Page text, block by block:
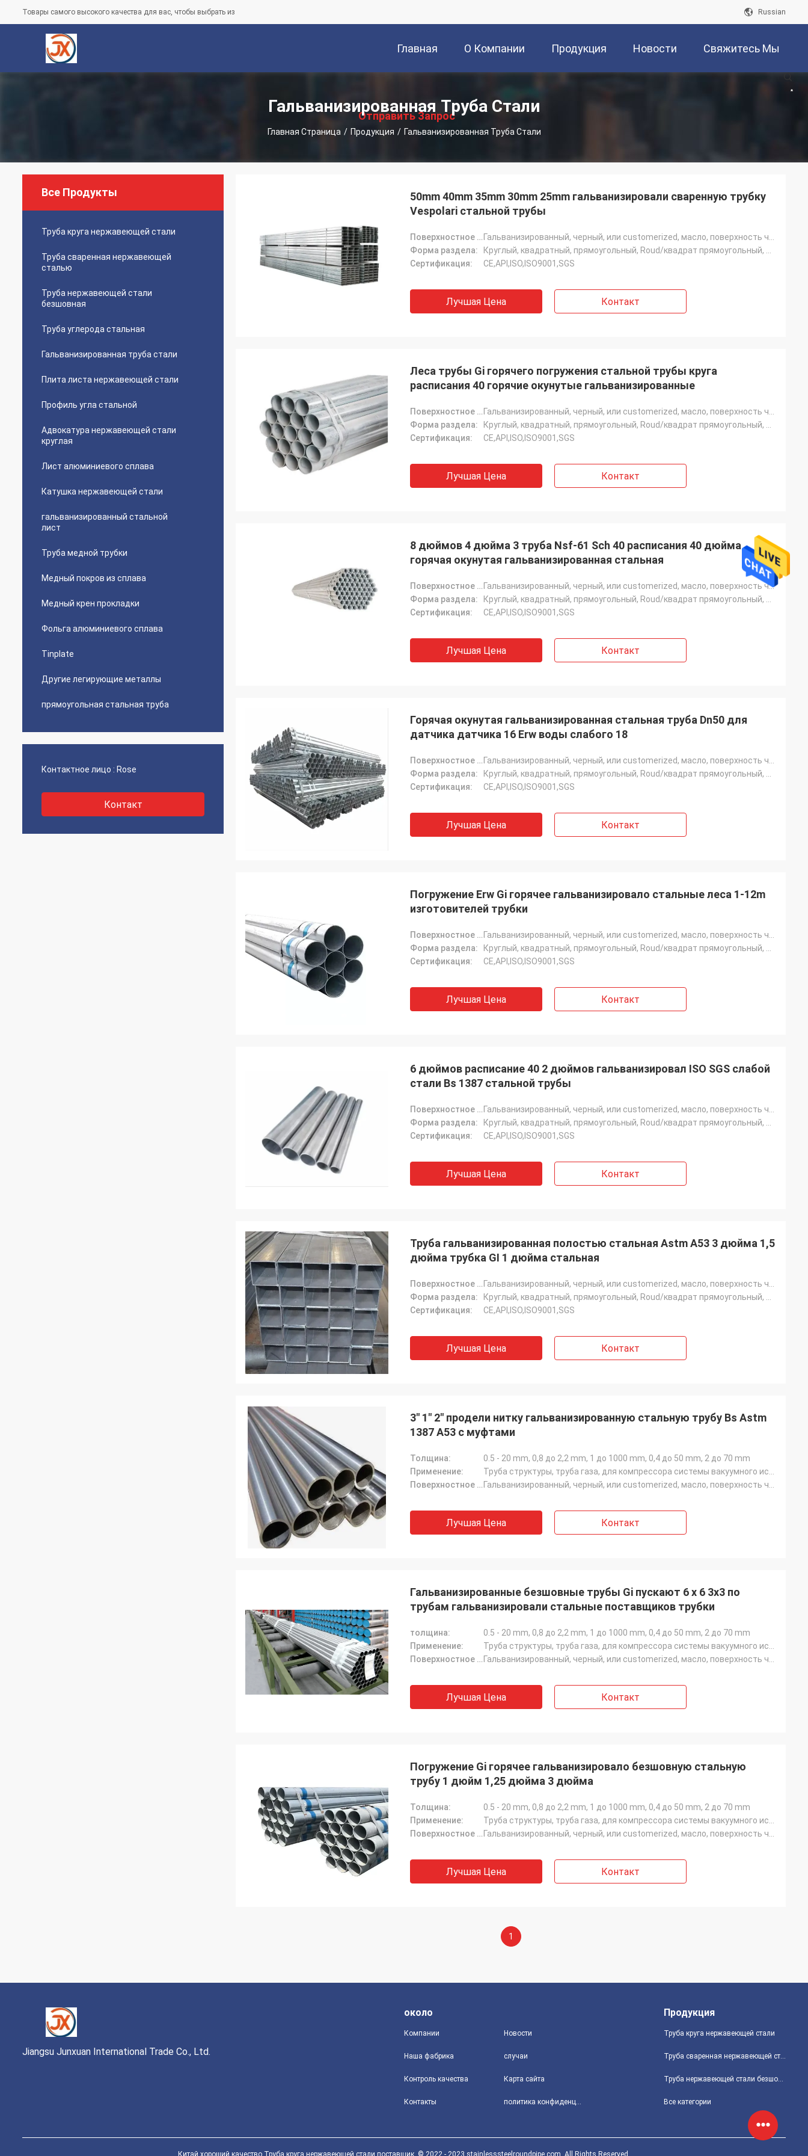
Товары самого высокого качества для вас, чтобы выбрать из Russian
Главная О Компании Продукция Новости Свяжитесь Мы
Отправить Запрос
Гальванизированная Труба Стали
Главная Страница / Продукция / Гальванизированная Труба Стали
Все Продукты
Труба круга нержавеющей стали
Труба сваренная нержавеющей
сталью
Труба нержавеющей стали
безшовная
Труба углерода стальная
Гальванизированная труба стали
Плита листа нержавеющей стали
Профиль угла стальной
Адвокатура нержавеющей стали
круглая
Лист алюминиевого сплава
Катушка нержавеющей стали
гальванизированный стальной
лист
Труба медной трубки
Медный покров из сплава
Медный крен прокладки
Фольга алюминиевого сплава
Tinplate
Другие легирующие металлы
прямоугольная стальная труба
Контактное лицо : Rose
Контакт
50mm 40mm 35mm 30mm 25mm гальванизировали сваренную трубку
Vespolari стальной трубы
Поверхностное покрытие:
Форма раздела:
Сертификация:
CE,API,ISO,ISO9001,SGS
Лучшая Цена Контакт
Леса трубы Gi горячего погружения стальной трубы круга
расписания 40 горячие окунутые гальванизированные
Поверхностное покрытие:
Форма раздела:
Сертификация:
CE,API,ISO,ISO9001,SGS
Лучшая Цена Контакт
8 дюймов 4 дюйма 3 труба Nsf-61 Sch 40 расписания 40 дюйма
горячая окунутая гальванизированная стальная
Поверхностное покрытие:
Гальванизированный, черный, или customerized, масло, поверхность черного смазочного минерального мас
Форма раздела:
Сертификация:
CE,API,ISO,ISO9001,SGS
Лучшая Цена Контакт
Горячая окунутая гальванизированная стальная труба Dn50 для
датчика датчика 16 Erw воды слабого 18
Поверхностное покрытие:
Форма раздела:
Сертификация:
CE,API,ISO,ISO9001,SGS
Лучшая Цена Контакт
Погружение Erw Gi горячее гальванизировало стальные леса 1-12m
изготовителей трубки
Поверхностное покрытие:
Форма раздела:
Сертификация:
CE,API,ISO,ISO9001,SGS
Лучшая Цена Контакт
6 дюймов расписание 40 2 дюймов гальванизировал ISO SGS слабой
стали Bs 1387 стальной трубы
Поверхностное покрытие:
Форма раздела:
Сертификация:
CE,API,ISO,ISO9001,SGS
Лучшая Цена Контакт
Труба гальванизированная полостью стальная Astm A53 3 дюйма 1,5
дюйма трубка GI 1 дюйма стальная
Поверхностное покрытие:
Форма раздела:
Сертификация:
CE,API,ISO,ISO9001,SGS
Лучшая Цена Контакт
3" 1" 2" продели нитку гальванизированную стальную трубу Bs Astm
1387 A53 с муфтами
Толщина:
0.5 - 20 mm, 0,8 до 2,2 mm, 1 до 1000 mm, 0,4 до 50 mm, 2 до 70 mm
Применение:
Поверхностное покрытие:
Лучшая Цена Контакт
Гальванизированные безшовные трубы Gi пускают 6 x 6 3x3 по
трубам гальванизировали стальные поставщиков трубки
толщина:
0.5 - 20 mm, 0,8 до 2,2 mm, 1 до 1000 mm, 0,4 до 50 mm, 2 до 70 mm
Применение:
Поверхностное покрытие:
Лучшая Цена Контакт
Погружение Gi горячее гальванизировало безшовную стальную
трубу 1 дюйм 1,25 дюйма 3 дюйма
Толщина:
0.5 - 20 mm, 0,8 до 2,2 mm, 1 до 1000 mm, 0,4 до 50 mm, 2 до 70 mm
Применение:
Поверхностное покрытие:
Лучшая Цена Контакт
1
Jiangsu Junxuan International Trade Co., Ltd.
около
Компании
Наша фабрика
Контроль качества
Контакты
Новости
случаи
Карта сайта
политика конфиденциальности
Продукция
Труба круга нержавеющей стали
Труба сваренная нержавеющей сталью
Труба нержавеющей стали безшовная
Все категории
Китай хороший качество Труба круга нержавеющей стали поставщик. © 2022 - 2023 stainlesssteelroundpipe.com. All Rights Reserved.